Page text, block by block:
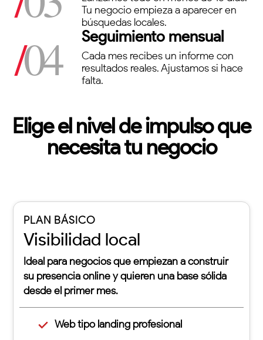
Tu negocio empieza a aparecer en
búsquedas locales.
/04 Seguimiento mensual
Cada mes recibes un informe con
resultados reales. Ajustamos si hace
falta.
Elige el nivel de impulso que
necesita tu negocio
PLAN BÁSICO
Visibilidad local
Ideal para negocios que empiezan a construir
su presencia online y quieren una base sólida
desde el primer mes.
Web tipo landing profesional